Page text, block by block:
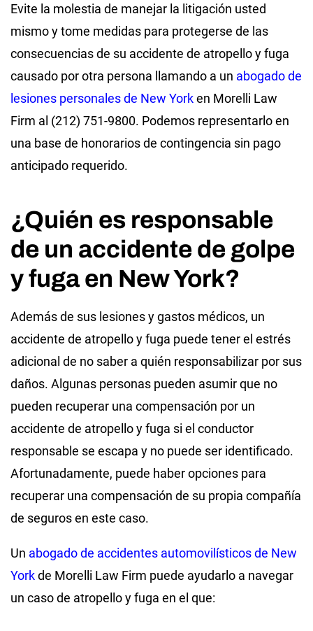
Evite la molestia de manejar la litigación usted
mismo y tome medidas para protegerse de las
consecuencias de su accidente de atropello y fuga
causado por otra persona llamando a un abogado de
lesiones personales de New Yorken Morelli Law
Firm al (212) 751-9800. Podemos representarlo en
una base de honorarios de contingencia sin pago
anticipado requerido.
¿Quién es responsable
de un accidente de golpe
y fuga en New York?
Además de sus lesiones y gastos médicos, un
accidente de atropello y fuga puede tener el estrés
adicional de no saber a quién responsabilizar por sus
daños. Algunas personas pueden asumir que no
pueden recuperar una compensación por un
accidente de atropello y fuga si el conductor
responsable se escapa y no puede ser identificado.
Afortunadamente, puede haber opciones para
recuperar una compensación de su propia compañía
de seguros en este caso.
Un abogado de accidentes automovilísticos de New
Yorkde Morelli Law Firm puede ayudarlo a navegar
un caso de atropello y fuga en el que: